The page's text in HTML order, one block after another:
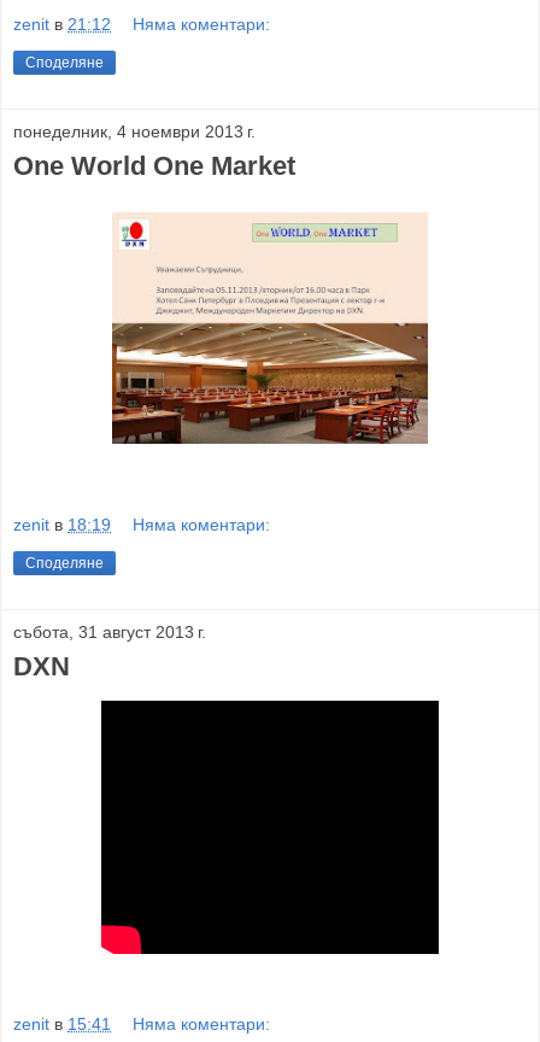
zenit в 21:12 Няма коментари:
Споделяне
понеделник, 4 ноември 2013 г.
One World One Market
zenit в 18:19 Няма коментари:
Споделяне
събота, 31 август 2013 г.
DXN
zenit в 15:41 Няма коментари: